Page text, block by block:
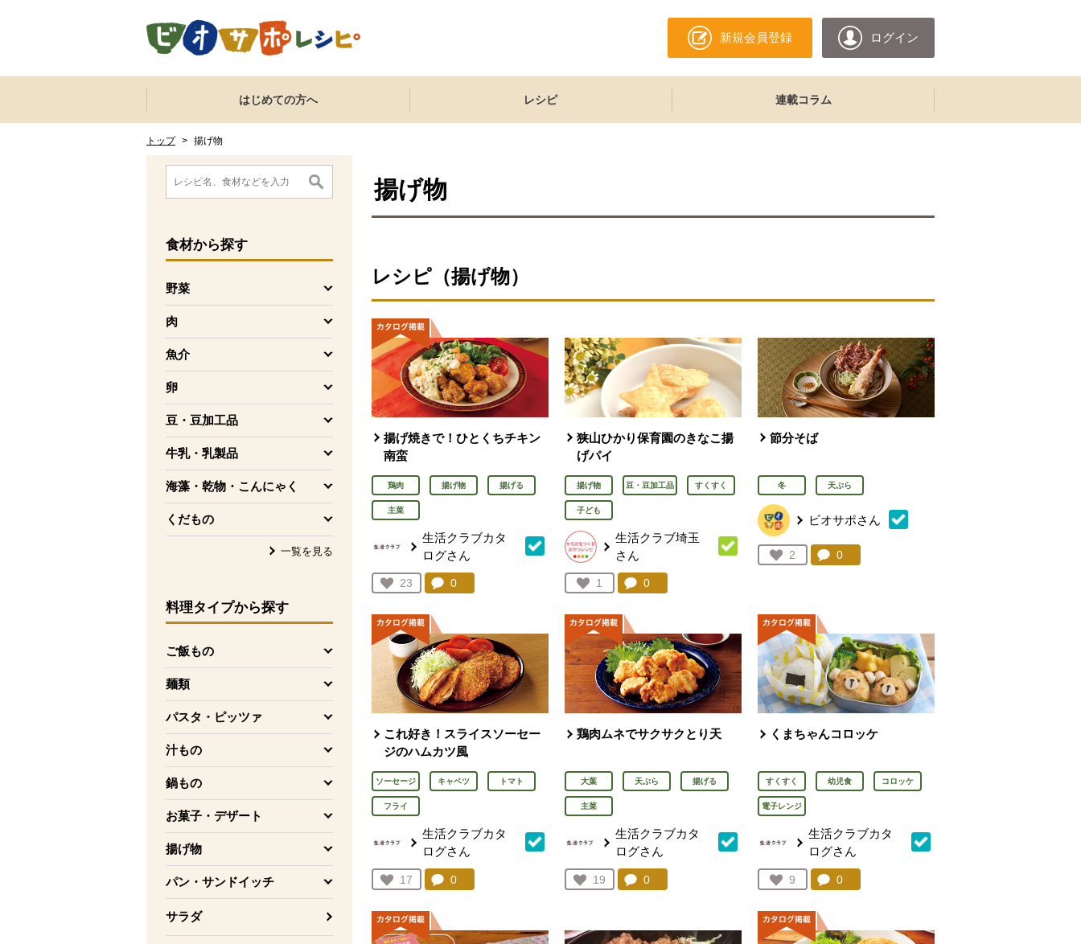
新規会員登録 ログイン
ここからサイト内共通メニューです。
サイト内共通メニューをスキップする
はじめての方へ レシピ 連載コラム
トップ > 揚げ物
ここから消費材検索メニューです。
食材から探す
野菜
を開く
肉
を開く
魚介
を開く
卵
を開く
豆・豆加工品
を開く
牛乳・乳製品
を開く
海藻・乾物・こんにゃく
を開く
くだもの
を開く
一覧を見る
料理タイプから探す
ご飯もの
を開く
麺類
を開く
パスタ・ピッツァ
を開く
汁もの
を開く
鍋もの
を開く
お菓子・デザート
を開く
揚げ物
を開く
パン・サンドイッチ
を開く
サラダ
消費材検索メニューここまで。
ここから本文です。
揚げ物
レシピ（揚げ物）
揚げ焼きで！ひとくちチキン
南蛮
鶏肉 揚げ物 揚げる
主菜
生活クラブカタ
ログさん
お気に入り登録：
23
人が登録
コメント：
0
狭山ひかり保育園のきなこ揚
げパイ
揚げ物 豆・豆加工品 すくすく
子ども
生活クラブ埼玉
さん
お気に入り登録：
1
人が登録
コメント：
0件。コメントを見る。
節分そば
冬 天ぷら
ビオサポさん
お気に入り登録：
2
人が登録
コメント：
0件。コメントを見る。
これ好き！スライスソーセー
ジのハムカツ風
ソーセージ キャベツ トマト
フライ
生活クラブカタ
ログさん
お気に入り登録：
17
人が登録
コメント：
0
鶏肉ムネでサクサクとり天
大葉 天ぷら 揚げる
主菜
生活クラブカタ
ログさん
お気に入り登録：
19
人が登録
コメント：
0件。コメントを見る。
くまちゃんコロッケ
すくすく 幼児食 コロッケ
電子レンジ
生活クラブカタ
ログさん
お気に入り登録：
9
人が登録
コメント：
0件。コメントを見る。